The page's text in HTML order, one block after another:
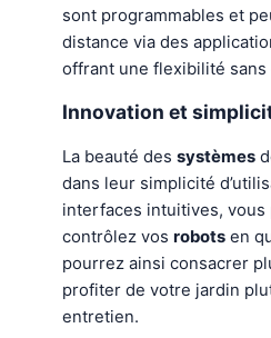
sont programmables et
distance via des
offrant une flexibilité sans
Innovation et
La beauté des systèmes
dans leur simplicité
interfaces intuitives, vous
contrôlez vos robots en
pourrez ainsi consacrer
profiter de votre jardin
entretien.